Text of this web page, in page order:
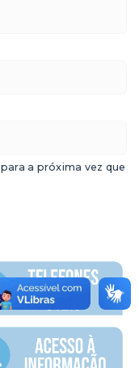
a próxima vez que